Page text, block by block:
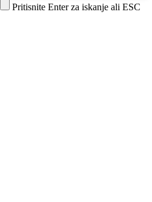
Pritisnite Enter za iskanje ali ESC